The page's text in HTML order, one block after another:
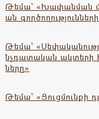
Թեմա՝ «Խափանման
ան
Թեմա՝
նչդատական ակտերի
ները»
Թեմա՝ «Ցուցմունքի